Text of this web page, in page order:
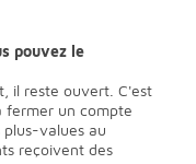
pouvez le
il reste ouvert. C'est
fermer un compte
values au
reçoivent des